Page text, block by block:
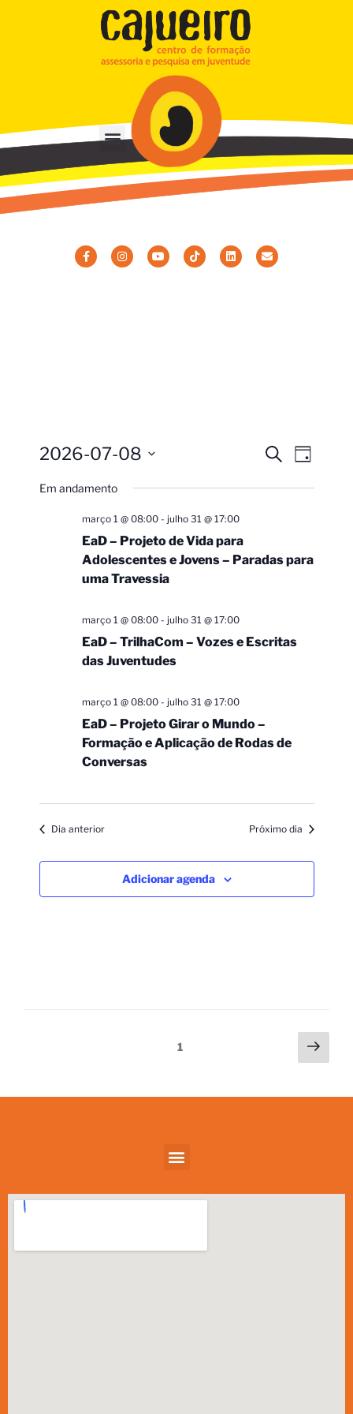
Pesquisa
de
Procurar
eventos
visual
Dia
2026-07-08
a
Em andamento
março 1 @ 08:00- julho 31 @ 17:00
EaD – Projeto de Vida para
Adolescentes e Jovens – Paradas para
uma Travessia
março 1 @ 08:00- julho 31 @ 17:00
EaD – TrilhaCom – Vozes e Escritas
das Juventudes
março 1 @ 08:00- julho 31 @ 17:00
EaD – Projeto Girar o Mundo –
Formação e Aplicação de Rodas de
Conversas
Dia anterior Próximo dia
Adicionar agenda
1